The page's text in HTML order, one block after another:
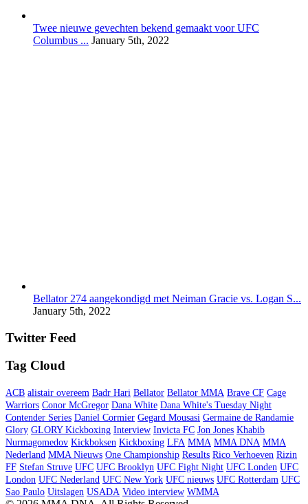
Twee nieuwe gevechten bekend gemaakt voor UFC
Columbus ... January 5th, 2022
Bellator 274 aangekondigd met Neiman Gracie vs. Logan S...
January 5th, 2022
Twitter Feed
Tag Cloud
ACB alistair overeem Badr Hari Bellator Bellator MMA Brave CF Cage
Warriors Conor McGregor Dana White Dana White's Tuesday Night
Contender Series Daniel Cormier Gegard Mousasi Germaine de Randamie
Glory GLORY Kickboxing Interview Invicta FC Jon Jones Khabib
Nurmagomedov Kickboksen Kickboxing LFA MMA MMA DNA MMA
Nederland MMA Nieuws One Championship Results Rico Verhoeven Rizin
FF Stefan Struve UFC UFC Brooklyn UFC Fight Night UFC Londen UFC
London UFC Nederland UFC New York UFC nieuws UFC Rotterdam UFC
Sao Paulo Uitslagen USADA Video interview WMMA